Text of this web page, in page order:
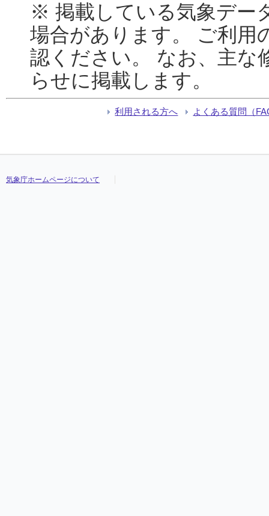
※ 掲載している気象デー
場合があります。 ご利用
認ください。 なお、主な
らせに掲載します。
利用される方へ よくある質問（
気象庁ホームページについて